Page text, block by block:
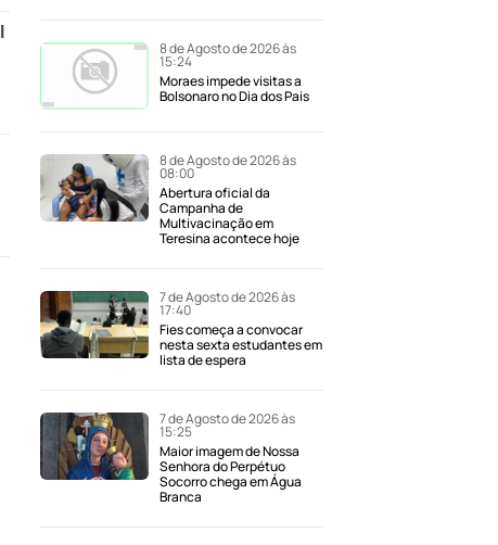
8 de Agosto de 2026 às
15:24
Moraes impede visitas a
Bolsonaro no Dia dos Pais
8 de Agosto de 2026 às
08:00
Abertura oficial da
Campanha de
Multivacinação em
Teresina acontece hoje
7 de Agosto de 2026 às
17:40
Fies começa a convocar
nesta sexta estudantes em
lista de espera
7 de Agosto de 2026 às
15:25
Maior imagem de Nossa
Senhora do Perpétuo
Socorro chega em Água
Branca